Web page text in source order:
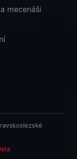
mecenáši